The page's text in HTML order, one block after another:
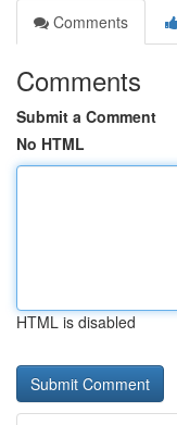
Comments
Comments
Submit a Comment
No HTML
HTML is disabled